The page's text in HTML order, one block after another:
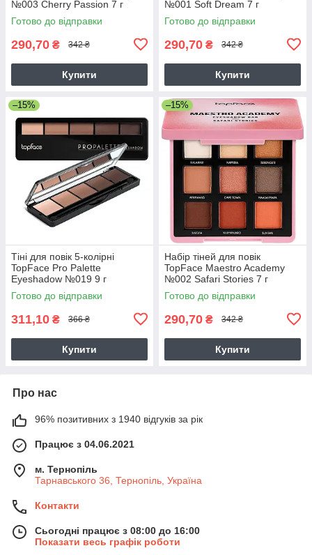
№003 Cherry Passion 7 г
Готово до відправки
290,70 ₴ 342 ₴
Купити
№001 Soft Dream 7 г
Готово до відправки
290,70 ₴ 342 ₴
Купити
–15%
Тіні для повік 5-колірні
TopFace Pro Palette
Eyeshadow №019 9 г
Готово до відправки
311,10 ₴ 366 ₴
Купити
–15%
Набір тіней для повік
TopFace Maestro Academy
№002 Safari Stories 7 г
Готово до відправки
290,70 ₴ 342 ₴
Купити
Про нас
96% позитивних з 1940 відгуків за рік
Працює з 04.06.2021
м. Тернопіль
Тарнавського 36, Тернопіль, Україна
Контакти
Сьогодні працює з 08:00 до 16:00
Показати весь графік роботи